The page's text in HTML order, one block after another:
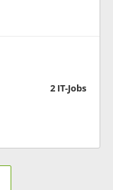
2 IT-Jobs